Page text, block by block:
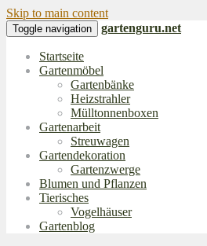
Skip to main content
Toggle navigation gartenguru.net
Startseite
Gartenmöbel
Gartenbänke
Heizstrahler
Mülltonnenboxen
Gartenarbeit
Streuwagen
Gartendekoration
Gartenzwerge
Blumen und Pflanzen
Tierisches
Vogelhäuser
Gartenblog